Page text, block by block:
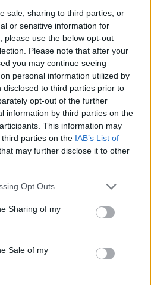
sale, sharing to third parties, or
or sensitive information for
please use the below opt-out
Please note that after your
you may continue seeing
personal information utilized by
to third parties prior to
opt-out of the further
information by third parties on the
This information may
parties on the IAB’s List of
may further disclose it to other
Opt Outs
Sharing of my
Sale of my
autores, las tropas
fuertes en Magacela,
atalaya todo posible
de las tropas
el siglo II a.C. tomaron
del vasto territorio que
Por aquellas fechas, el
a florecer en toda
fue tomada y
y más tarde
Consejería de